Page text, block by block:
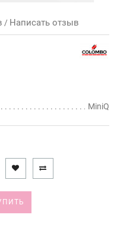
/ Написать отзыв
MiniQ